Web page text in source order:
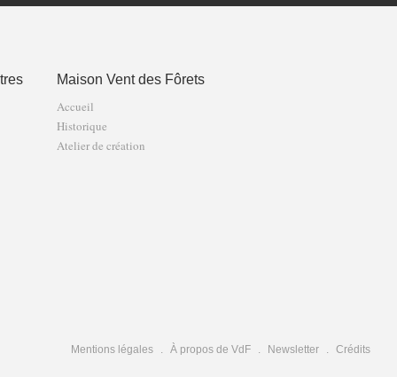
Maison Vent des Fôrets
Accueil
Historique
Atelier de création
Mentions légales À propos de VdF Newsletter Crédits